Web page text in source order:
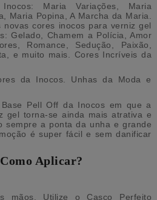
Maria Variações, Maria
Maria Popina, A Marcha da Maria.
cores inocos para verniz gel
Gelado, Chamem a Polícia, Amor
Romance, Sedução, Paixão,
e muito mais. Cores Incríveis da
da Inocos. Unhas da Moda e
Pell Off da Inocos em que a
gel torna-se ainda mais atrativa e
sempre a ponta da unha e grande
é super fácil e sem danificar
Aplicar?
mãos. Utilize o Casco Perfeito